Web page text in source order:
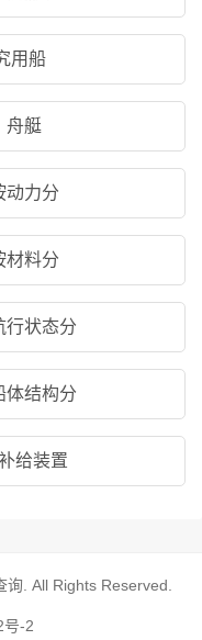
用船
舟艇
动力分
材料分
行状态分
体结构分
给装置
询 . All Rights Reserved.
号-2